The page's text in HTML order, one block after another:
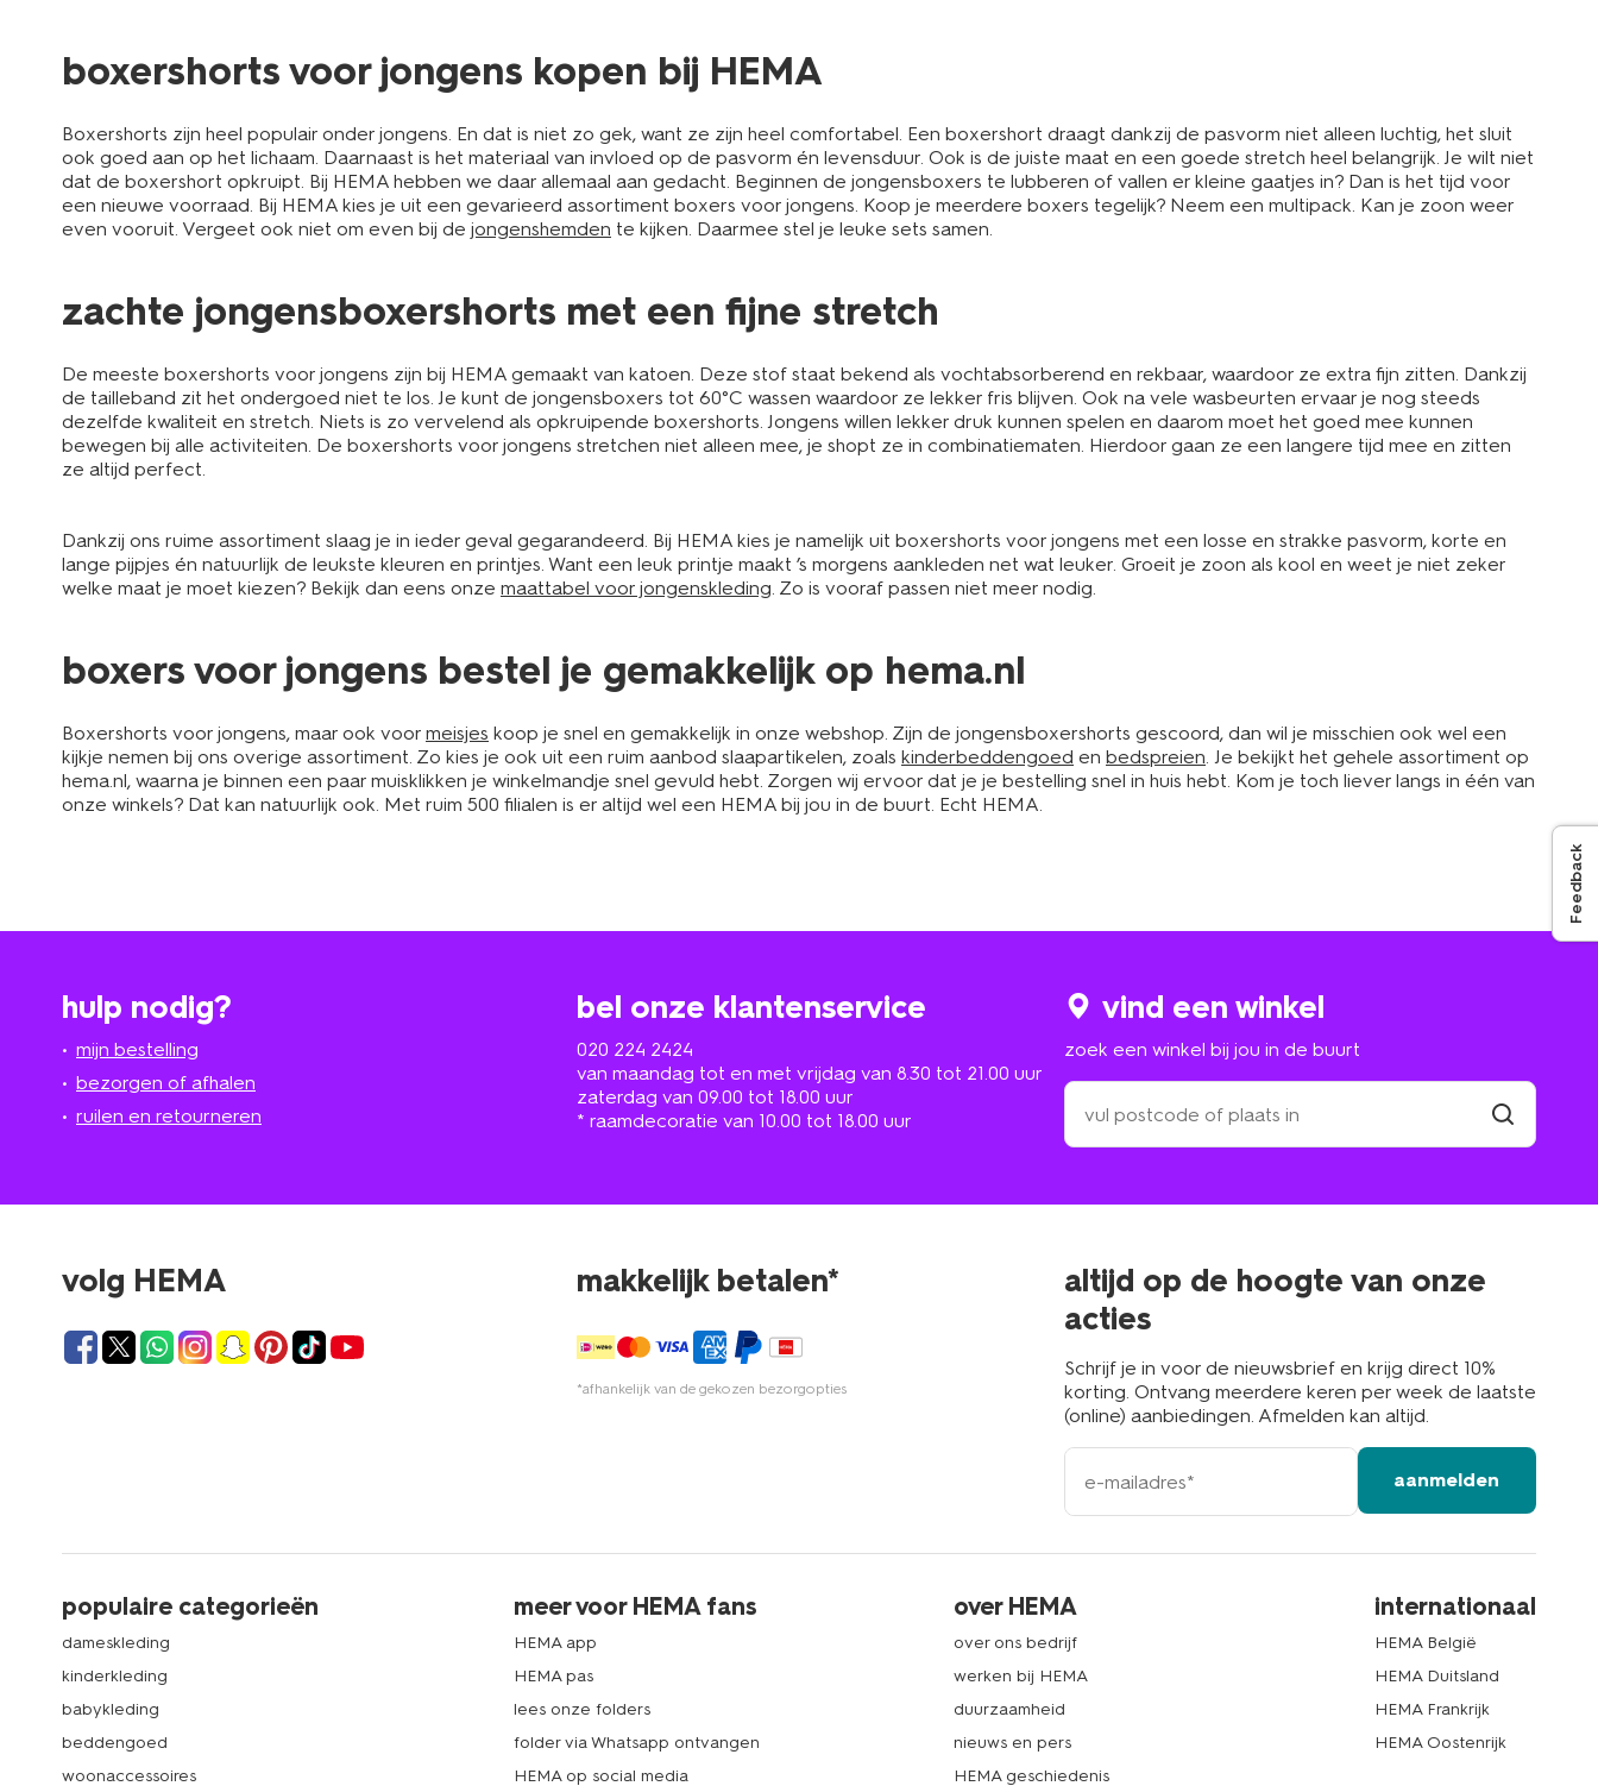
Feedback
boxershorts voor jongens kopen bij HEMA
Boxershorts zijn heel populair onder jongens. En dat is niet zo gek, want ze zijn heel comfortabel. Een boxershort draagt dankzij de pasvorm niet alleen luchtig, het sluit
ook goed aan op het lichaam. Daarnaast is het materiaal van invloed op de pasvorm én levensduur. Ook is de juiste maat en een goede stretch heel belangrijk. Je wilt niet
dat de boxershort opkruipt. Bij HEMA hebben we daar allemaal aan gedacht. Beginnen de jongensboxers te lubberen of vallen er kleine gaatjes in? Dan is het tijd voor
een nieuwe voorraad. Bij HEMA kies je uit een gevarieerd assortiment boxers voor jongens. Koop je meerdere boxers tegelijk? Neem een multipack. Kan je zoon weer
even vooruit. Vergeet ook niet om even bij de jongenshemden te kijken. Daarmee stel je leuke sets samen.
zachte jongensboxershorts met een fijne stretch
De meeste boxershorts voor jongens zijn bij HEMA gemaakt van katoen. Deze stof staat bekend als vochtabsorberend en rekbaar, waardoor ze extra fijn zitten. Dankzij
de tailleband zit het ondergoed niet te los. Je kunt de jongensboxers tot 60°C wassen waardoor ze lekker fris blijven. Ook na vele wasbeurten ervaar je nog steeds
dezelfde kwaliteit en stretch. Niets is zo vervelend als opkruipende boxershorts. Jongens willen lekker druk kunnen spelen en daarom moet het goed mee kunnen
bewegen bij alle activiteiten. De boxershorts voor jongens stretchen niet alleen mee, je shopt ze in combinatiematen. Hierdoor gaan ze een langere tijd mee en zitten
ze altijd perfect.
Dankzij ons ruime assortiment slaag je in ieder geval gegarandeerd. Bij HEMA kies je namelijk uit boxershorts voor jongens met een losse en strakke pasvorm, korte en
lange pijpjes én natuurlijk de leukste kleuren en printjes. Want een leuk printje maakt ’s morgens aankleden net wat leuker. Groeit je zoon als kool en weet je niet zeker
welke maat je moet kiezen? Bekijk dan eens onze maattabel voor jongenskleding. Zo is vooraf passen niet meer nodig.
boxers voor jongens bestel je gemakkelijk op hema.nl
Boxershorts voor jongens, maar ook voor meisjes koop je snel en gemakkelijk in onze webshop. Zijn de jongensboxershorts gescoord, dan wil je misschien ook wel een
kijkje nemen bij ons overige assortiment. Zo kies je ook uit een ruim aanbod slaapartikelen, zoals kinderbeddengoed en bedspreien. Je bekijkt het gehele assortiment op
hema.nl, waarna je binnen een paar muisklikken je winkelmandje snel gevuld hebt. Zorgen wij ervoor dat je je bestelling snel in huis hebt. Kom je toch liever langs in één van
onze winkels? Dat kan natuurlijk ook. Met ruim 500 filialen is er altijd wel een HEMA bij jou in de buurt. Echt HEMA.
hulp nodig?
mijn bestelling
bezorgen of afhalen
ruilen en retourneren
bel onze klantenservice
020 224 2424
van maandag tot en met vrijdag van 8.30 tot 21.00 uur
zaterdag van 09.00 tot 18.00 uur
* raamdecoratie van 10.00 tot 18.00 uur
vind een winkel
zoek een winkel bij jou in de buurt
zoek
een
winkel
in
volg HEMA makkelijk betalen*
*afhankelijk van de gekozen bezorgopties
altijd op de hoogte van onze
acties
Schrijf je in voor de nieuwsbrief en krijg direct 10%
korting. Ontvang meerdere keren per week de laatste
(online) aanbiedingen. Afmelden kan altijd.
e-
mailadres
aanmelden
populaire categorieën
dameskleding
kinderkleding
babykleding
beddengoed
woonaccessoires
meer voor HEMA fans
HEMA app
HEMA pas
lees onze folders
folder via Whatsapp ontvangen
HEMA op social media
over HEMA
over ons bedrijf
werken bij HEMA
duurzaamheid
nieuws en pers
HEMA geschiedenis
internationaal
HEMA België
HEMA Duitsland
HEMA Frankrijk
HEMA Oostenrijk